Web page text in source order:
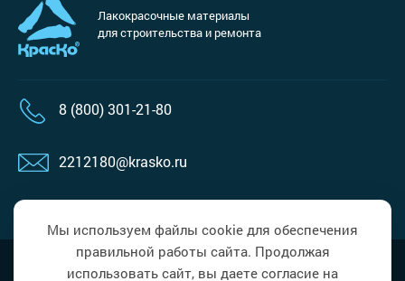
Лакокрасочные материалы
для строительства и ремонта
8 (800) 301-21-80
2212180@krasko.ru
Политика в области обработки
Мы используем файлы cookie для обеспечения
правильной работы сайта. Продолжая
использовать сайт, вы даете согласие на